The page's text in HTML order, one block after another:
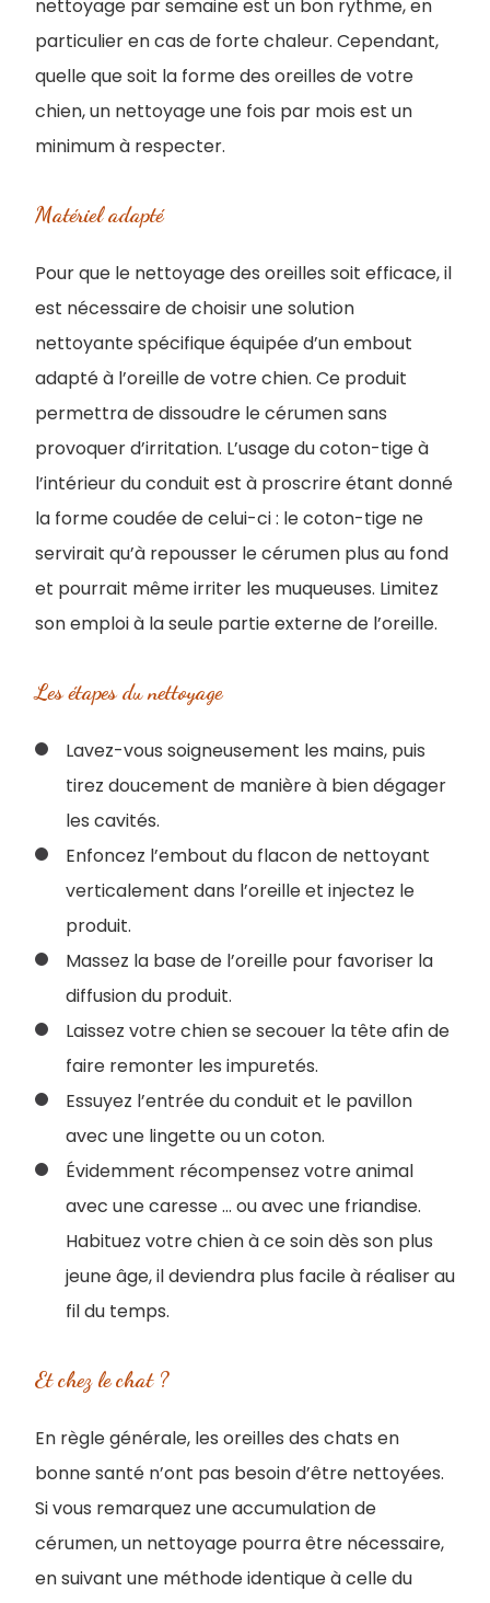
nettoyage par semaine est un bon rythme, en
particulier en cas de forte chaleur. Cependant,
quelle que soit la forme des oreilles de votre
chien, un nettoyage une fois par mois est un
minimum à respecter.
Matériel adapté
Pour que le nettoyage des oreilles soit efficace, il
est nécessaire de choisir une solution
nettoyante spécifique équipée d’un embout
adapté à l’oreille de votre chien. Ce produit
permettra de dissoudre le cérumen sans
provoquer d’irritation. L’usage du coton-tige à
l’intérieur du conduit est à proscrire étant donné
la forme coudée de celui-ci : le coton-tige ne
servirait qu’à repousser le cérumen plus au fond
et pourrait même irriter les muqueuses. Limitez
son emploi à la seule partie externe de l’oreille.
Les étapes du nettoyage
Lavez-vous soigneusement les mains, puis
tirez doucement de manière à bien dégager
les cavités.
Enfoncez l’embout du flacon de nettoyant
verticalement dans l’oreille et injectez le
produit.
Massez la base de l’oreille pour favoriser la
diffusion du produit.
Laissez votre chien se secouer la tête afin de
faire remonter les impuretés.
Essuyez l’entrée du conduit et le pavillon
avec une lingette ou un coton.
Évidemment récompensez votre animal
avec une caresse ... ou avec une friandise.
Habituez votre chien à ce soin dès son plus
jeune âge, il deviendra plus facile à réaliser au
fil du temps.
Et chez le chat ?
En règle générale, les oreilles des chats en
bonne santé n’ont pas besoin d’être nettoyées.
Si vous remarquez une accumulation de
cérumen, un nettoyage pourra être nécessaire,
en suivant une méthode identique à celle du